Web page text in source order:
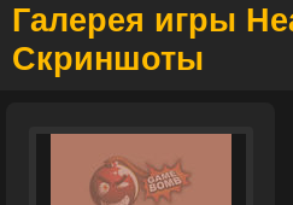
Галерея игры
Скриншоты